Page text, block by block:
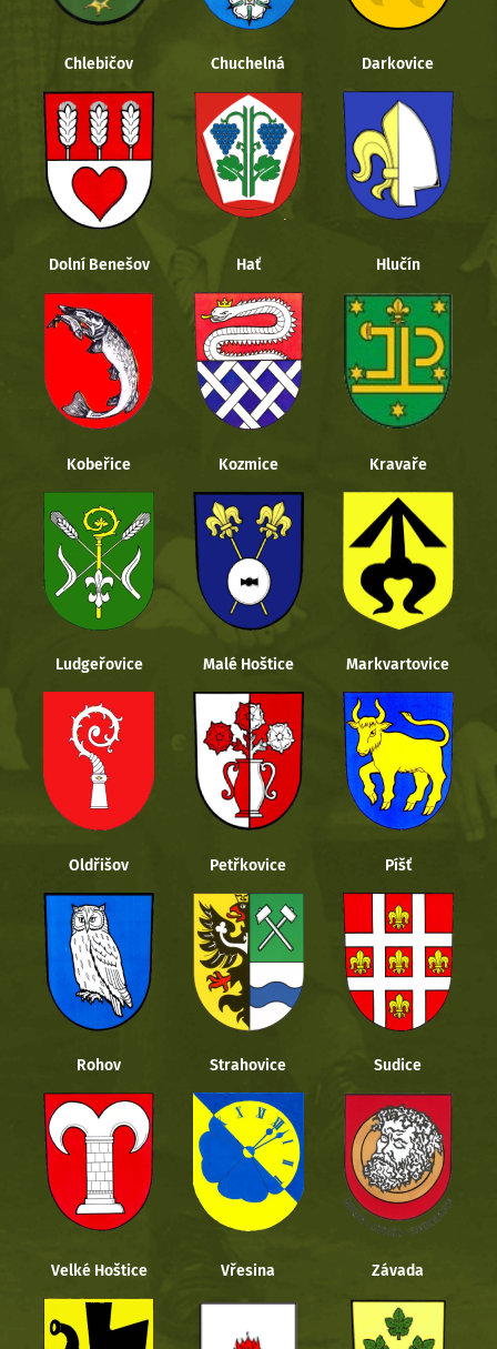
Chlebičov Chuchelná Darkovice
Dolní Benešov Hať Hlučín
Kobeřice Kozmice Kravaře
Ludgeřovice Malé Hoštice Markvartovice
Oldřišov Petřkovice Píšť
Rohov Strahovice Sudice
Velké Hoštice Vřesina Závada